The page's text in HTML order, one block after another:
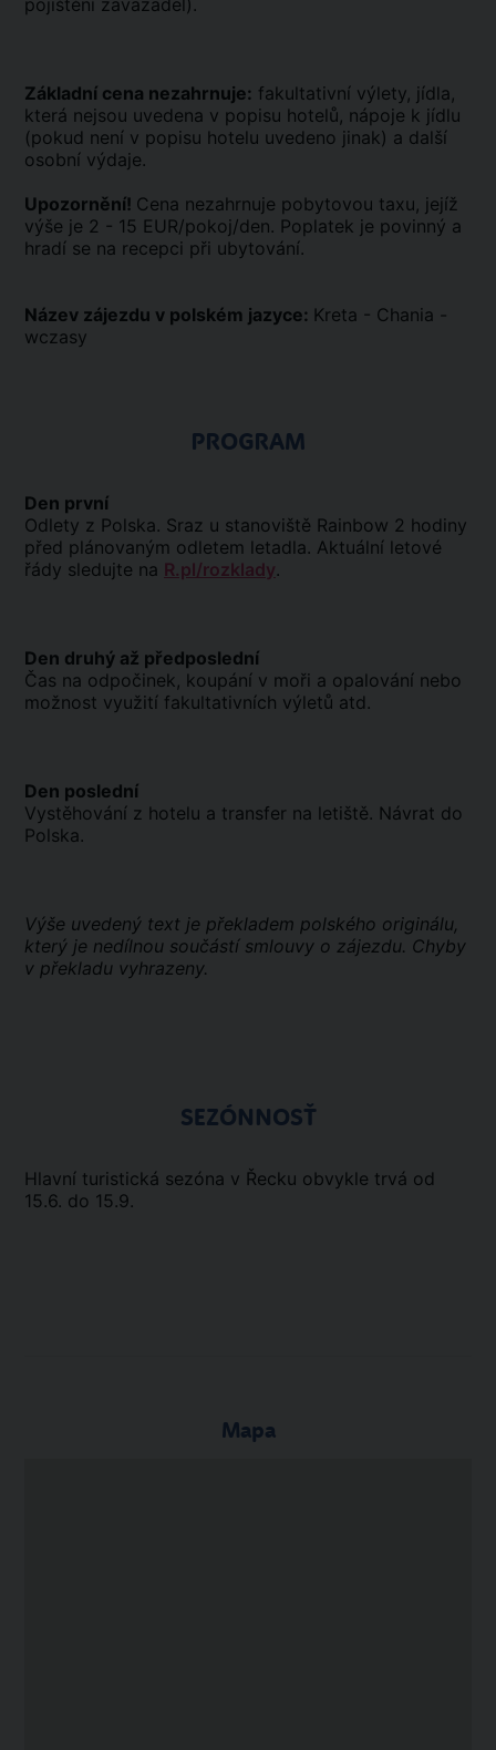
pojištění zavazadel).
Základní cena nezahrnuje: fakultativní výlety, jídla,
která nejsou uvedena v popisu hotelů, nápoje k jídlu
(pokud není v popisu hotelu uvedeno jinak) a další
osobní výdaje.
Upozornění! Cena nezahrnuje pobytovou taxu, jejíž
výše je 2 - 15 EUR/pokoj/den. Poplatek je povinný a
hradí se na recepci při ubytování.
Název zájezdu v polském jazyce: Kreta - Chania -
wczasy
PROGRAM
Den první
Odlety z Polska. Sraz u stanoviště Rainbow 2 hodiny
před plánovaným odletem letadla. Aktuální letové
řády sledujte na R.pl/rozklady.
Den druhý až předposlední
Čas na odpočinek, koupání v moři a opalování nebo
možnost využití fakultativních výletů atd.
Den poslední
Vystěhování z hotelu a transfer na letiště. Návrat do
Polska.
Výše uvedený text je překladem polského originálu,
který je nedílnou součástí smlouvy o zájezdu. Chyby
v překladu vyhrazeny.
SEZÓNNOSŤ
Hlavní turistická sezóna v Řecku obvykle trvá od
15.6. do 15.9.
Mapa